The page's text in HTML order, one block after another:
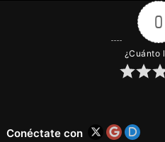
0
¿Cuánto
Conéctate con